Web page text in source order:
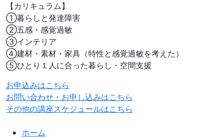
【カリキュラム】
①暮らしと発達障害
②五感・感覚過敏
③インテリア
④建材・素材・家具（特性と感覚過敏を考えた）
⑤ひとり１人に合った暮らし・空間支援
お申込みはこちら
お問い合わせ・お申し込みはこちら
その他の講座スケジュールはこちら
ホーム